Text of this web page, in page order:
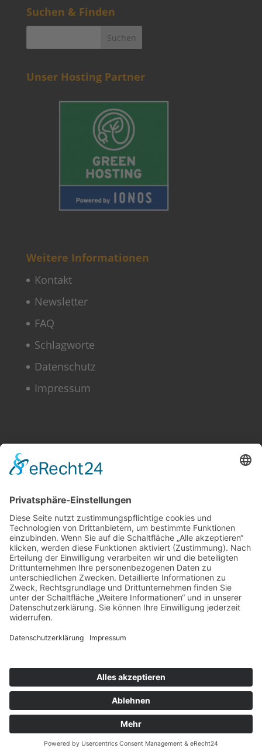
Suchen & Finden
Unser Hosting Partner
Weitere Informationen
Kontakt
Newsletter
FAQ
Schlagworte
Datenschutz
Impressum
Spass by 2increase. Alle Rechte
vorbehalten.